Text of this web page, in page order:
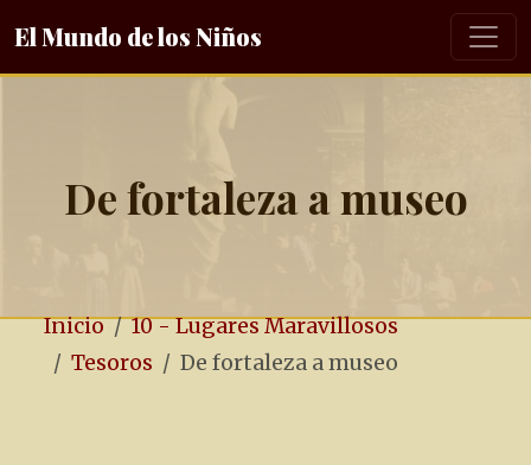
El Mundo de los Niños
De fortaleza a museo
Inicio
10 - Lugares Maravillosos
Tesoros
De fortaleza a museo